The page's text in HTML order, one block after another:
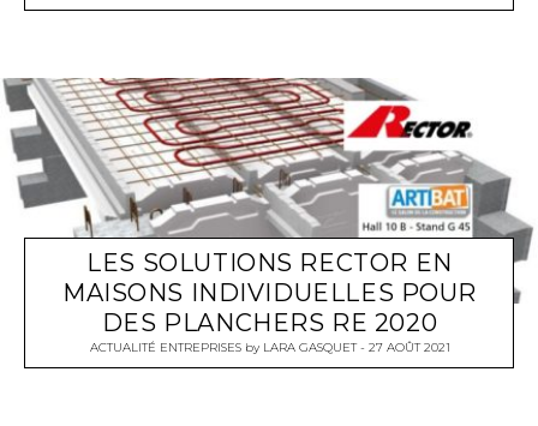
LES SOLUTIONS RECTOR EN
MAISONS INDIVIDUELLES POUR
DES PLANCHERS RE 2020
ACTUALITÉ ENTREPRISESby LARA GASQUET 27 AOÛT 2021